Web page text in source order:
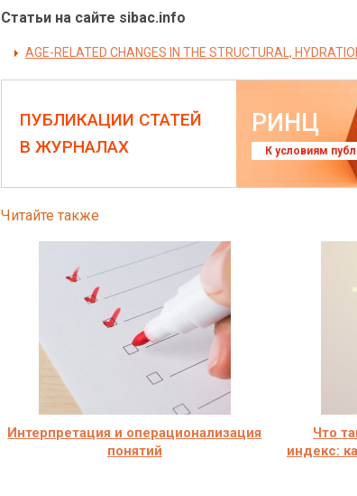
Статьи на сайте sibac.info
AGE-RELATED CHANGES IN THE STRUCTURAL,
ПУБЛИКАЦИИ СТАТЕЙ
В ЖУРНАЛАХ
РИНЦ
К условиям
Читайте также
Интерпретация и операционализация
понятий
Что
индекс: